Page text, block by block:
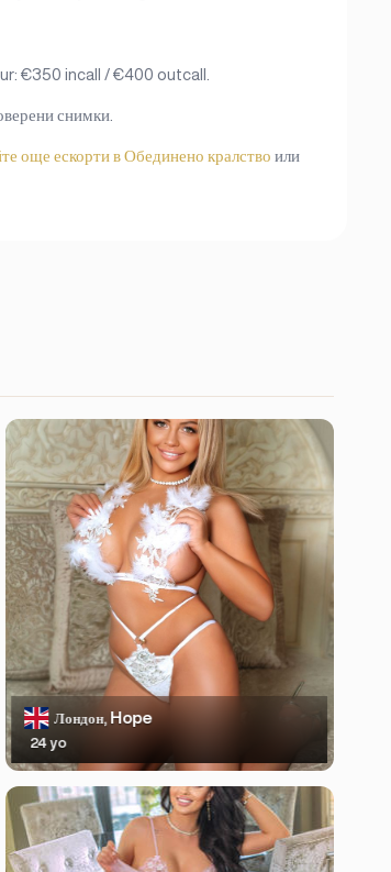
€350 incall / €400 outcall.
снимки.
още ескорти в Обединено кралство или
Лондон, Hope
24 yo